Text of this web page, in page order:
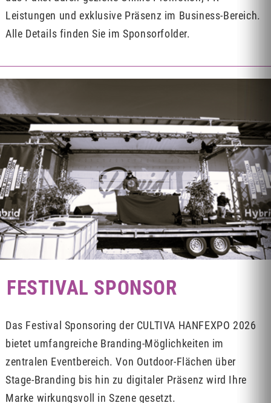
Leistungen und exklusive Präsenz im Business-Bereich.
Alle Details finden Sie im Sponsorfolder.
FESTIVAL SPONSOR
Das Festival Sponsoring der CULTIVA HANFEXPO 2026
bietet umfangreiche Branding-Möglichkeiten im
zentralen Eventbereich. Von Outdoor-Flächen über
Stage-Branding bis hin zu digitaler Präsenz wird Ihre
Marke wirkungsvoll in Szene gesetzt.